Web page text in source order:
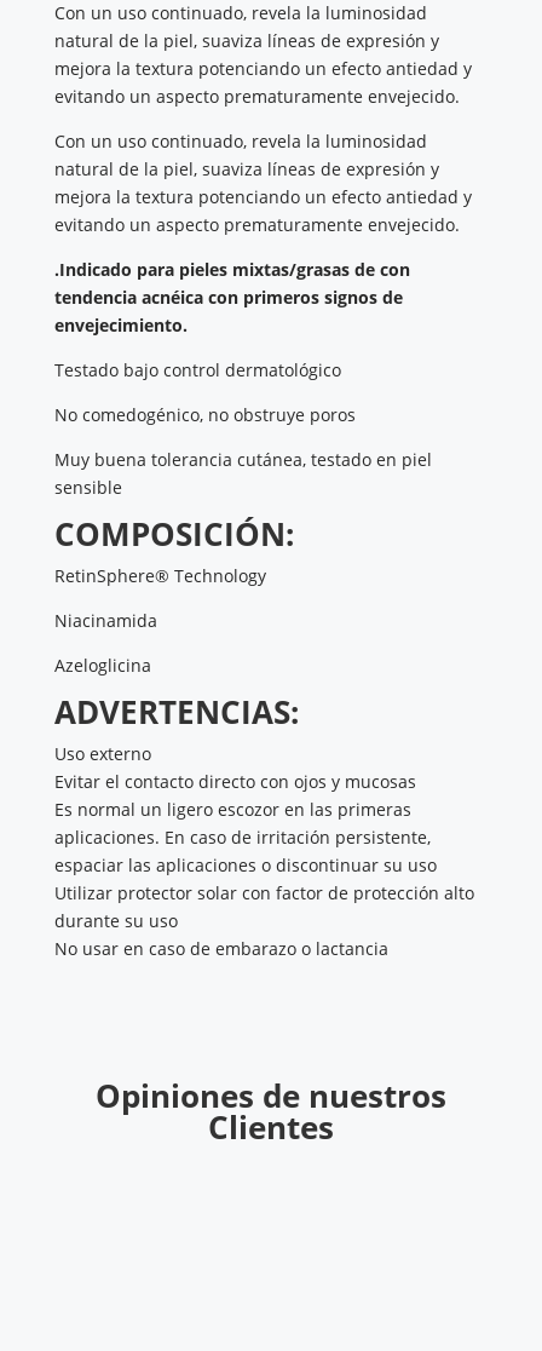
Con un uso continuado, revela la luminosidad
natural de la piel, suaviza líneas de expresión y
mejora la textura potenciando un efecto antiedad y
evitando un aspecto prematuramente envejecido.
Con un uso continuado, revela la luminosidad
natural de la piel, suaviza líneas de expresión y
mejora la textura potenciando un efecto antiedad y
evitando un aspecto prematuramente envejecido.
.Indicado para pieles mixtas/grasas de con
tendencia acnéica con primeros signos de
envejecimiento.
Testado bajo control dermatológico
No comedogénico, no obstruye poros
Muy buena tolerancia cutánea, testado en piel
sensible
COMPOSICIÓN:
RetinSphere® Technology
Niacinamida
Azeloglicina
ADVERTENCIAS:
Uso externo
Evitar el contacto directo con ojos y mucosas
Es normal un ligero escozor en las primeras
aplicaciones. En caso de irritación persistente,
espaciar las aplicaciones o discontinuar su uso
Utilizar protector solar con factor de protección alto
durante su uso
No usar en caso de embarazo o lactancia
Opiniones de nuestros
Clientes